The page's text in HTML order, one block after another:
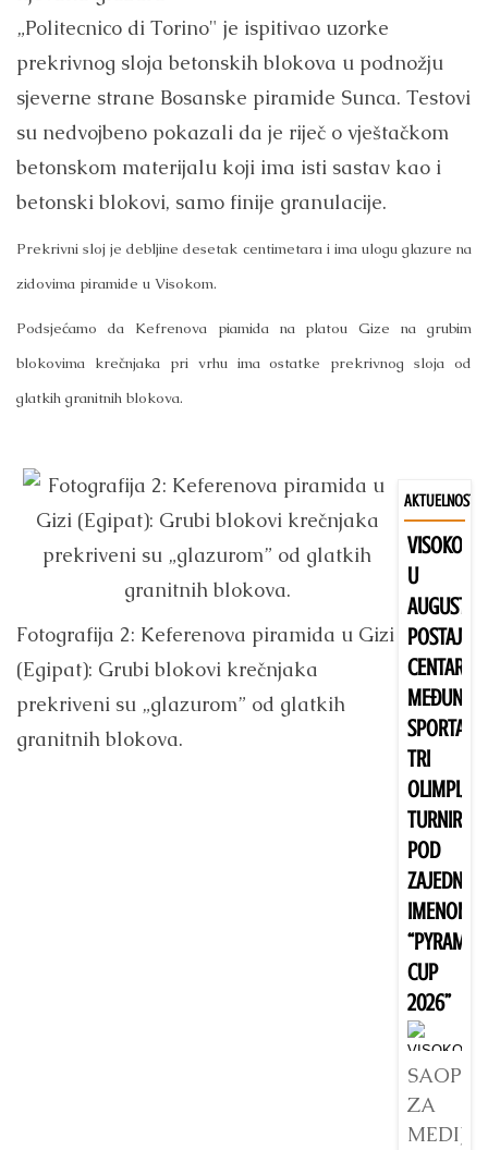
„Politecnico di Torino" je ispitivao uzorke
prekrivnog sloja betonskih blokova u podnožju
sjeverne strane Bosanske piramide Sunca. Testovi
su nedvojbeno pokazali da je riječ o vještačkom
betonskom materijalu koji ima isti sastav kao i
betonski blokovi, samo finije granulacije.
Prekrivni sloj je debljine desetak centimetara i ima ulogu glazure na
zidovima piramide u Visokom.
Podsjećamo da Kefrenova piamida na platou Gize na grubim
blokovima krečnjaka pri vrhu ima ostatke prekrivnog sloja od
glatkih granitnih blokova.
Fotografija 2: Keferenova piramida u Gizi
(Egipat): Grubi blokovi krečnjaka
prekriveni su „glazurom” od glatkih
granitnih blokova.
AKTUELNOSTI
VISOKO
U
AUGUSTU
POSTAJE
CENTAR
SPORTA:
TRI
TURNIRA
POD
IMENOM
“PYRAMID
CUP
2026”
ZA
MEDIJE